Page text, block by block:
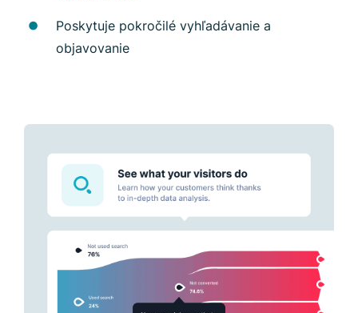
Poskytuje pokročilé vyhľadávanie a
objavovanie